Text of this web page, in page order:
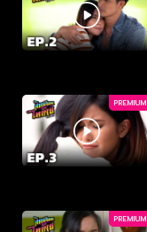
PREMIUM
PREMIUM